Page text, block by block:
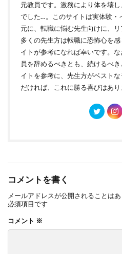
元教員です。激務により体を壊
でした…。このサイトは実体験・
元に、転職に悩む先生向けに、リ
多くの先生方は転職に恐怖心を
イトが参考になれば幸いです。
員を辞めるべきとも、続けるべ
イトを参考に、先生方がベスト
だければ、これに勝る喜びはあり
コメントを書く
メールアドレスが公開されることはあ
必須項目です
コメント ※